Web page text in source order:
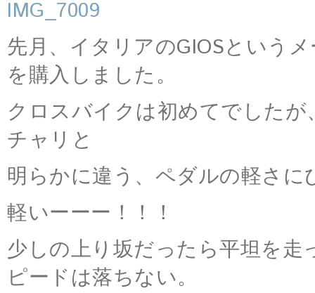
先月、イタリアのGIOSという
を購入しました。
クロスバイクは初めてでした
チャリと
明らかに違う、ペダルの軽さ
軽いーーー！！！
少しの上り坂だったら平坦を
ピードは落ちない。